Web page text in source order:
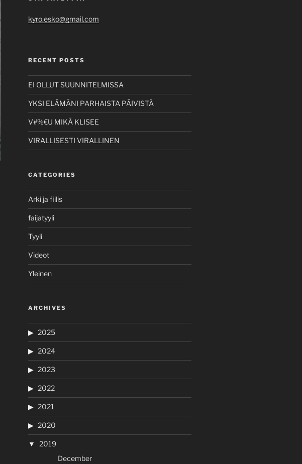
kyro.esko@gmail.com
RECENT POSTS
EI OLLUT SUUNNITELMISSA
YKSI ELÄMÄNI PARHAISTA PÄIVISTÄ
V#%€U MIKÄ KLISEE
VIRALLISESTI VIRALLINEN
CATEGORIES
Arki ja fiilis
faijatyyli
Tyyli
Videot
Yleinen
ARCHIVES
2025
2024
2023
2022
2021
2020
2019
December